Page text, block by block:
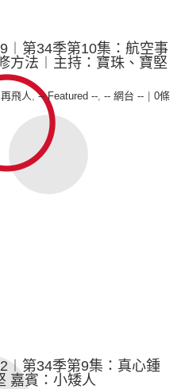
第34季第10集：航空事
方法︱主持：寶珠、寶堅
飛人,-- Featured --, -- 網台 --
0條
第34季第9集：真心鍾
嘉賓：小矮人